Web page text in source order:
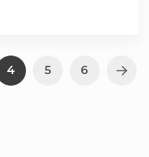
4 5 6